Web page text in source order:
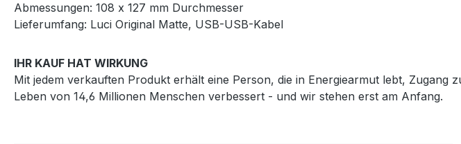
Abmessungen: 108 x 127 mm Durchmesser
Lieferumfang: Luci Original Matte, USB-USB-Kabel
IHR KAUF HAT WIRKUNG
Mit jedem verkauften Produkt erhält eine Person, die in Energiearmut lebt,
Leben von 14,6 Millionen Menschen verbessert - und wir stehen erst am Anfang.